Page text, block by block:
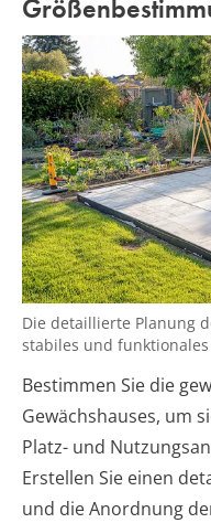
Die detaillierte Planung
stabiles und funktionales
Bestimmen Sie die
Gewächshauses, um
Platz- und
Erstellen Sie einen
und die Anordnung